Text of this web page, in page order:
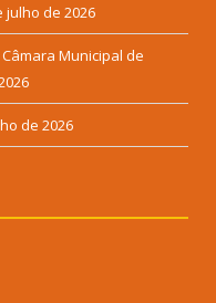
julho de 2026
Municipal de
de 2026